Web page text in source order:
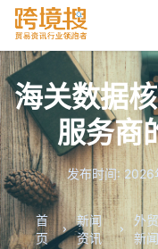
海关数据
服务商
发布时间: 2026
首
页
新闻
资讯
外贸
新闻